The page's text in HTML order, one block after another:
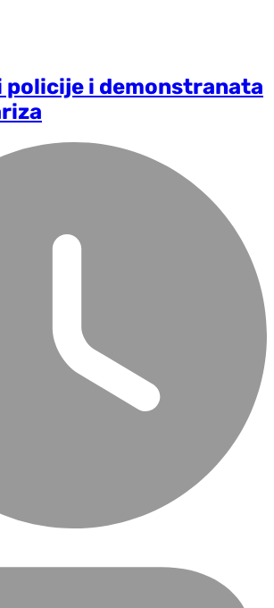
policije i demonstranata